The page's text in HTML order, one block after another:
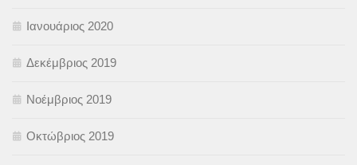
Ιανουάριος 2020
Δεκέμβριος 2019
Νοέμβριος 2019
Οκτώβριος 2019